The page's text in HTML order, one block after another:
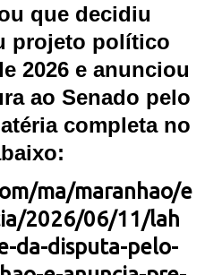
que decidiu
projeto político
2026 e anunciou
ao Senado pelo
completa no
ma/maranhao/e
2026/06/11/lah
da-disputa-pelo-